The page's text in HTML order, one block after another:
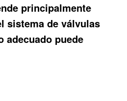
principalmente
sistema de válvulas
adecuado puede